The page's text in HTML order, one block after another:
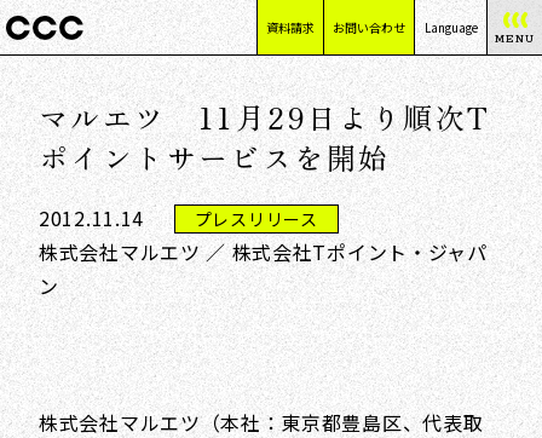
資料請求 お問い合わせ Language
日本語
English
简体中文
繁體中文
MENU
マルエツ 11月29日より順次T
ポイントサービスを開始
2012.11.14 プレスリリース
株式会社マルエツ ／ 株式会社Tポイント・ジャパ
ン
株式会社マルエツ（本社：東京都豊島区、代表取